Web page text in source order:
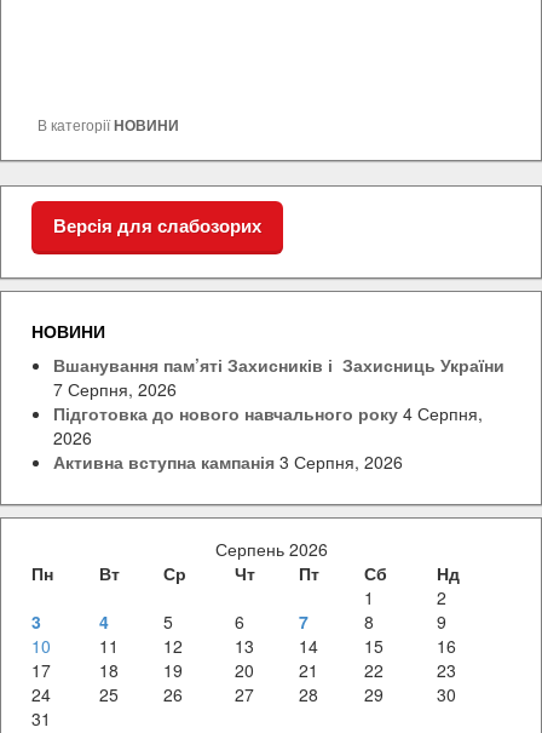
В категоріїНОВИНИ
Версія для слабозорих
НОВИНИ
Вшанування пам’яті Захисників і Захисниць України
7 Серпня, 2026
Підготовка до нового навчального року 4 Серпня,
2026
Активна вступна кампанія 3 Серпня, 2026
Серпень 2026
Пн
Вт Ср Чт Пт Сб
Нд
1
2
3
4 5 6 7 8
9
10
11 12 13 14 15
16
17
18 19 20 21 22
23
24
25 26 27 28 29
30
31